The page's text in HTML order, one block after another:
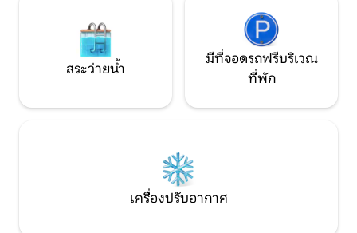
สระว่ายน้ำ
มีที่จอดรถฟรีบริเวณ
ที่พัก
เครื่องปรับอากาศ